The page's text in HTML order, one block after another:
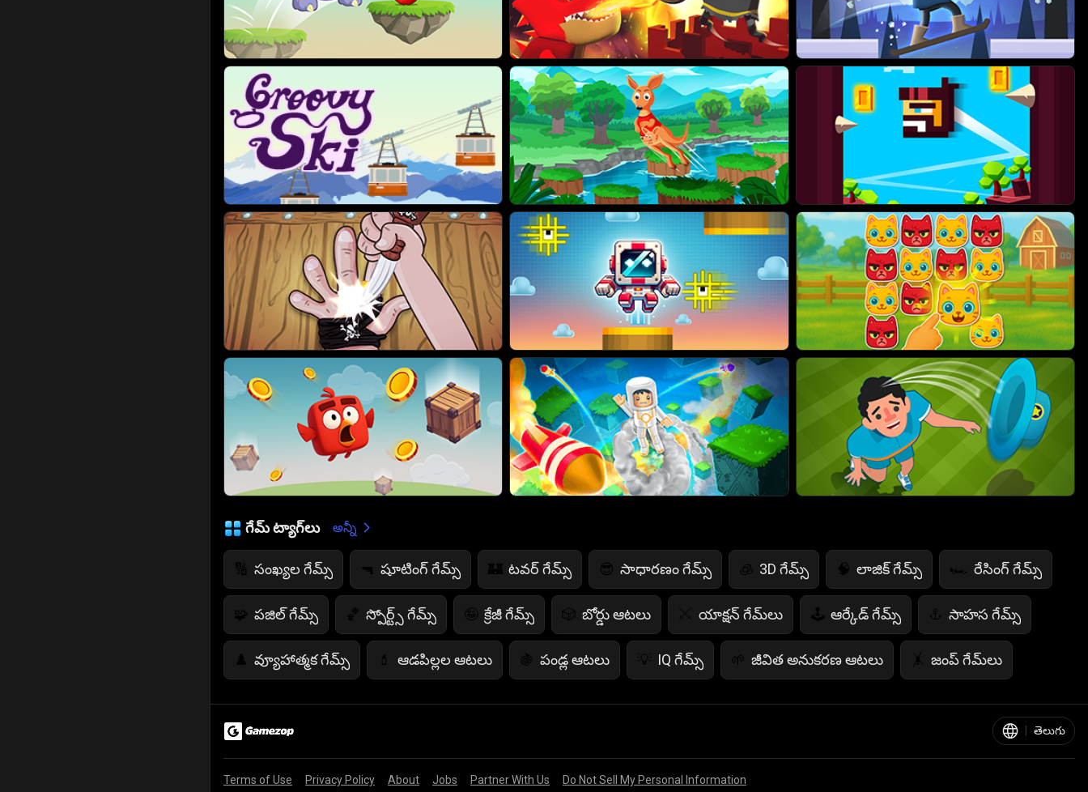
గేమ్ ట్యాగ్‌లు అన్నీ
🔢 సంఖ్యల గేమ్స్ 🔫 షూటింగ్ గేమ్స్ 🏰 టవర్ గేమ్స్ 😎 సాధారణం గేమ్స్ 🧊 3D గేమ్స్ 🧠 లాజిక్ గేమ్స్ 🏎️ రేసింగ్ గేమ్స్
🧩 పజిల్ గేమ్స్ 🏀 స్పోర్ట్స్ గేమ్స్ 🤪 క్రేజీ గేమ్స్ 🎲 బోర్డు ఆటలు ⚔️ యాక్షన్ గేమ్‌లు 🕹️ ఆర్కేడ్ గేమ్స్ ⚓ సాహస గేమ్స్
♟️ వ్యూహాత్మక గేమ్స్ 💄 ఆడపిల్లల ఆటలు 🍇 పండ్ల ఆటలు 💡 IQ గేమ్స్ 🌱 జీవిత అనుకరణ ఆటలు 🤸 జంప్ గేమ్‌లు
🎨 రంగుల ఆటలు 👻 భయానక ఆటలు ♠️ కార్డ్ గేమ్స్ 👮 పోలీసు ఆటలు 🧮 గణిత ఆటలు 🍕 ఆహార ఆటలు
తెలుగు
Terms of Use Privacy Policy About Jobs Partner With Us Do Not Sell My Personal Information